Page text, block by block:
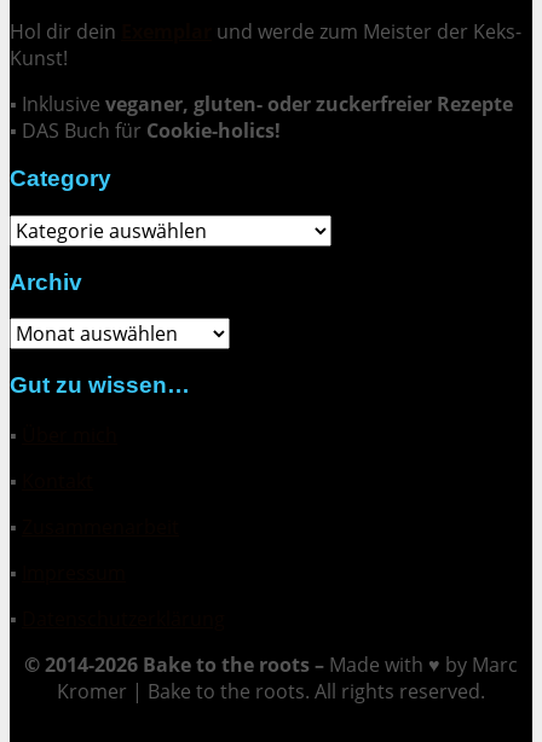
Hol dir dein
und werde zum Meister der Keks-
Kunst!
▪ Inklusive veganer, gluten- oder zuckerfreier Rezepte
▪ DAS Buch für Cookie-holics!
Category
Category
Archiv
Archiv
Gut zu wissen…
▪
▪
▪
▪
▪
© 2014-2026 Bake to the roots – Made with ♥ by Marc
Kromer | Bake to the roots. All rights reserved.